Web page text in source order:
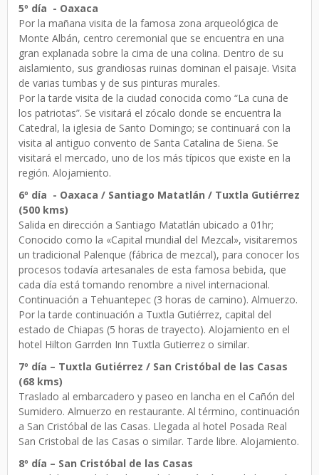
5º día - Oaxaca
Por la mañana visita de la famosa zona arqueológica de
Monte Albán, centro ceremonial que se encuentra en una
gran explanada sobre la cima de una colina. Dentro de su
aislamiento, sus grandiosas ruinas dominan el paisaje. Visita
de varias tumbas y de sus pinturas murales.
Por la tarde visita de la ciudad conocida como “La cuna de
los patriotas”. Se visitará el zócalo donde se encuentra la
Catedral, la iglesia de Santo Domingo; se continuará con la
visita al antiguo convento de Santa Catalina de Siena. Se
visitará el mercado, uno de los más típicos que existe en la
región. Alojamiento.
6º día - Oaxaca / Santiago Matatlán / Tuxtla Gutiérrez
(500 kms)
Salida en dirección a Santiago Matatlán ubicado a 01hr;
Conocido como la «Capital mundial del Mezcal», visitaremos
un tradicional Palenque (fábrica de mezcal), para conocer los
procesos todavía artesanales de esta famosa bebida, que
cada día está tomando renombre a nivel internacional.
Continuación a Tehuantepec (3 horas de camino). Almuerzo.
Por la tarde continuación a Tuxtla Gutiérrez, capital del
estado de Chiapas (5 horas de trayecto). Alojamiento en el
hotel Hilton Garrden Inn Tuxtla Gutierrez o similar.
7º día – Tuxtla Gutiérrez / San Cristóbal de las Casas
(68 kms)
Traslado al embarcadero y paseo en lancha en el Cañón del
Sumidero. Almuerzo en restaurante. Al término, continuación
a San Cristóbal de las Casas. Llegada al hotel Posada Real
San Cristobal de las Casas o similar. Tarde libre. Alojamiento.
8º día – San Cristóbal de las Casas